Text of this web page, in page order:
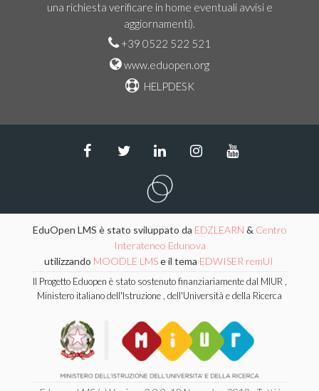
una richiesta verificare in home eventuali avvisi e
aggiornamenti).
+39 0522 522 521
www.eduopen.org
HELPDESK
EduOpen LMS è stato sviluppato da EDZLEARN & Centro
Interateneo Edunova
utilizzando MOODLE LMSe il tema EDWISER remUI
Il Progetto Eduopen è stato sostenuto finanziariamente dal MIUR ,
Ministero italiano dell'Istruzione , dell'Università e della Ricerca